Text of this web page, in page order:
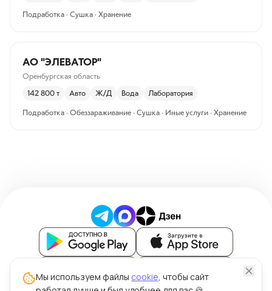
Мы используем файлы cookie, чтобы сайт
Подработка · Сушка · Хранение
АО "ЭЛЕВАТОР"
Оренбургская область
142 800 т Авто Ж/Д Вода Лаборатория
Подработка · Обеззараживание · Сушка · Иные услуги · Хранение
Блог